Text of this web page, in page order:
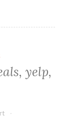
yelp,